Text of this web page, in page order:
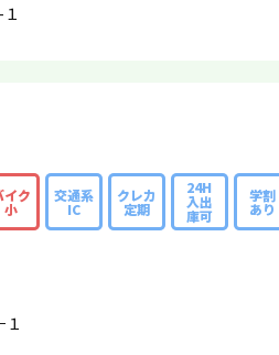
イク
小
交通系
IC
クレカ
定期
24H
入出
庫可
学割
あり